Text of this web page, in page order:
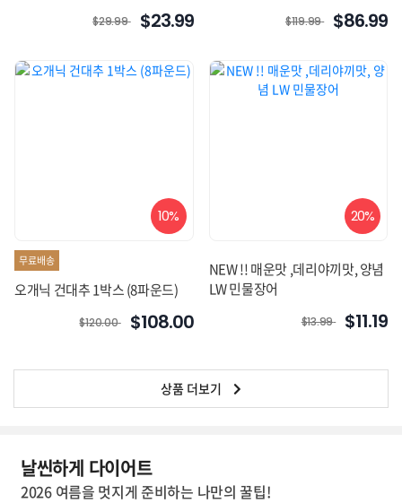
$29.99 $23.99 $119.99 $86.99
10%
무료배송
오개닉 건대추 1박스 (8파운드)
$120.00 $108.00
20%
NEW !! 매운맛 ,데리야끼맛, 양념
LW 민물장어
$13.99 $11.19
상품 더보기
날씬하게 다이어트
2026 여름을 멋지게 준비하는 나만의 꿀팁!